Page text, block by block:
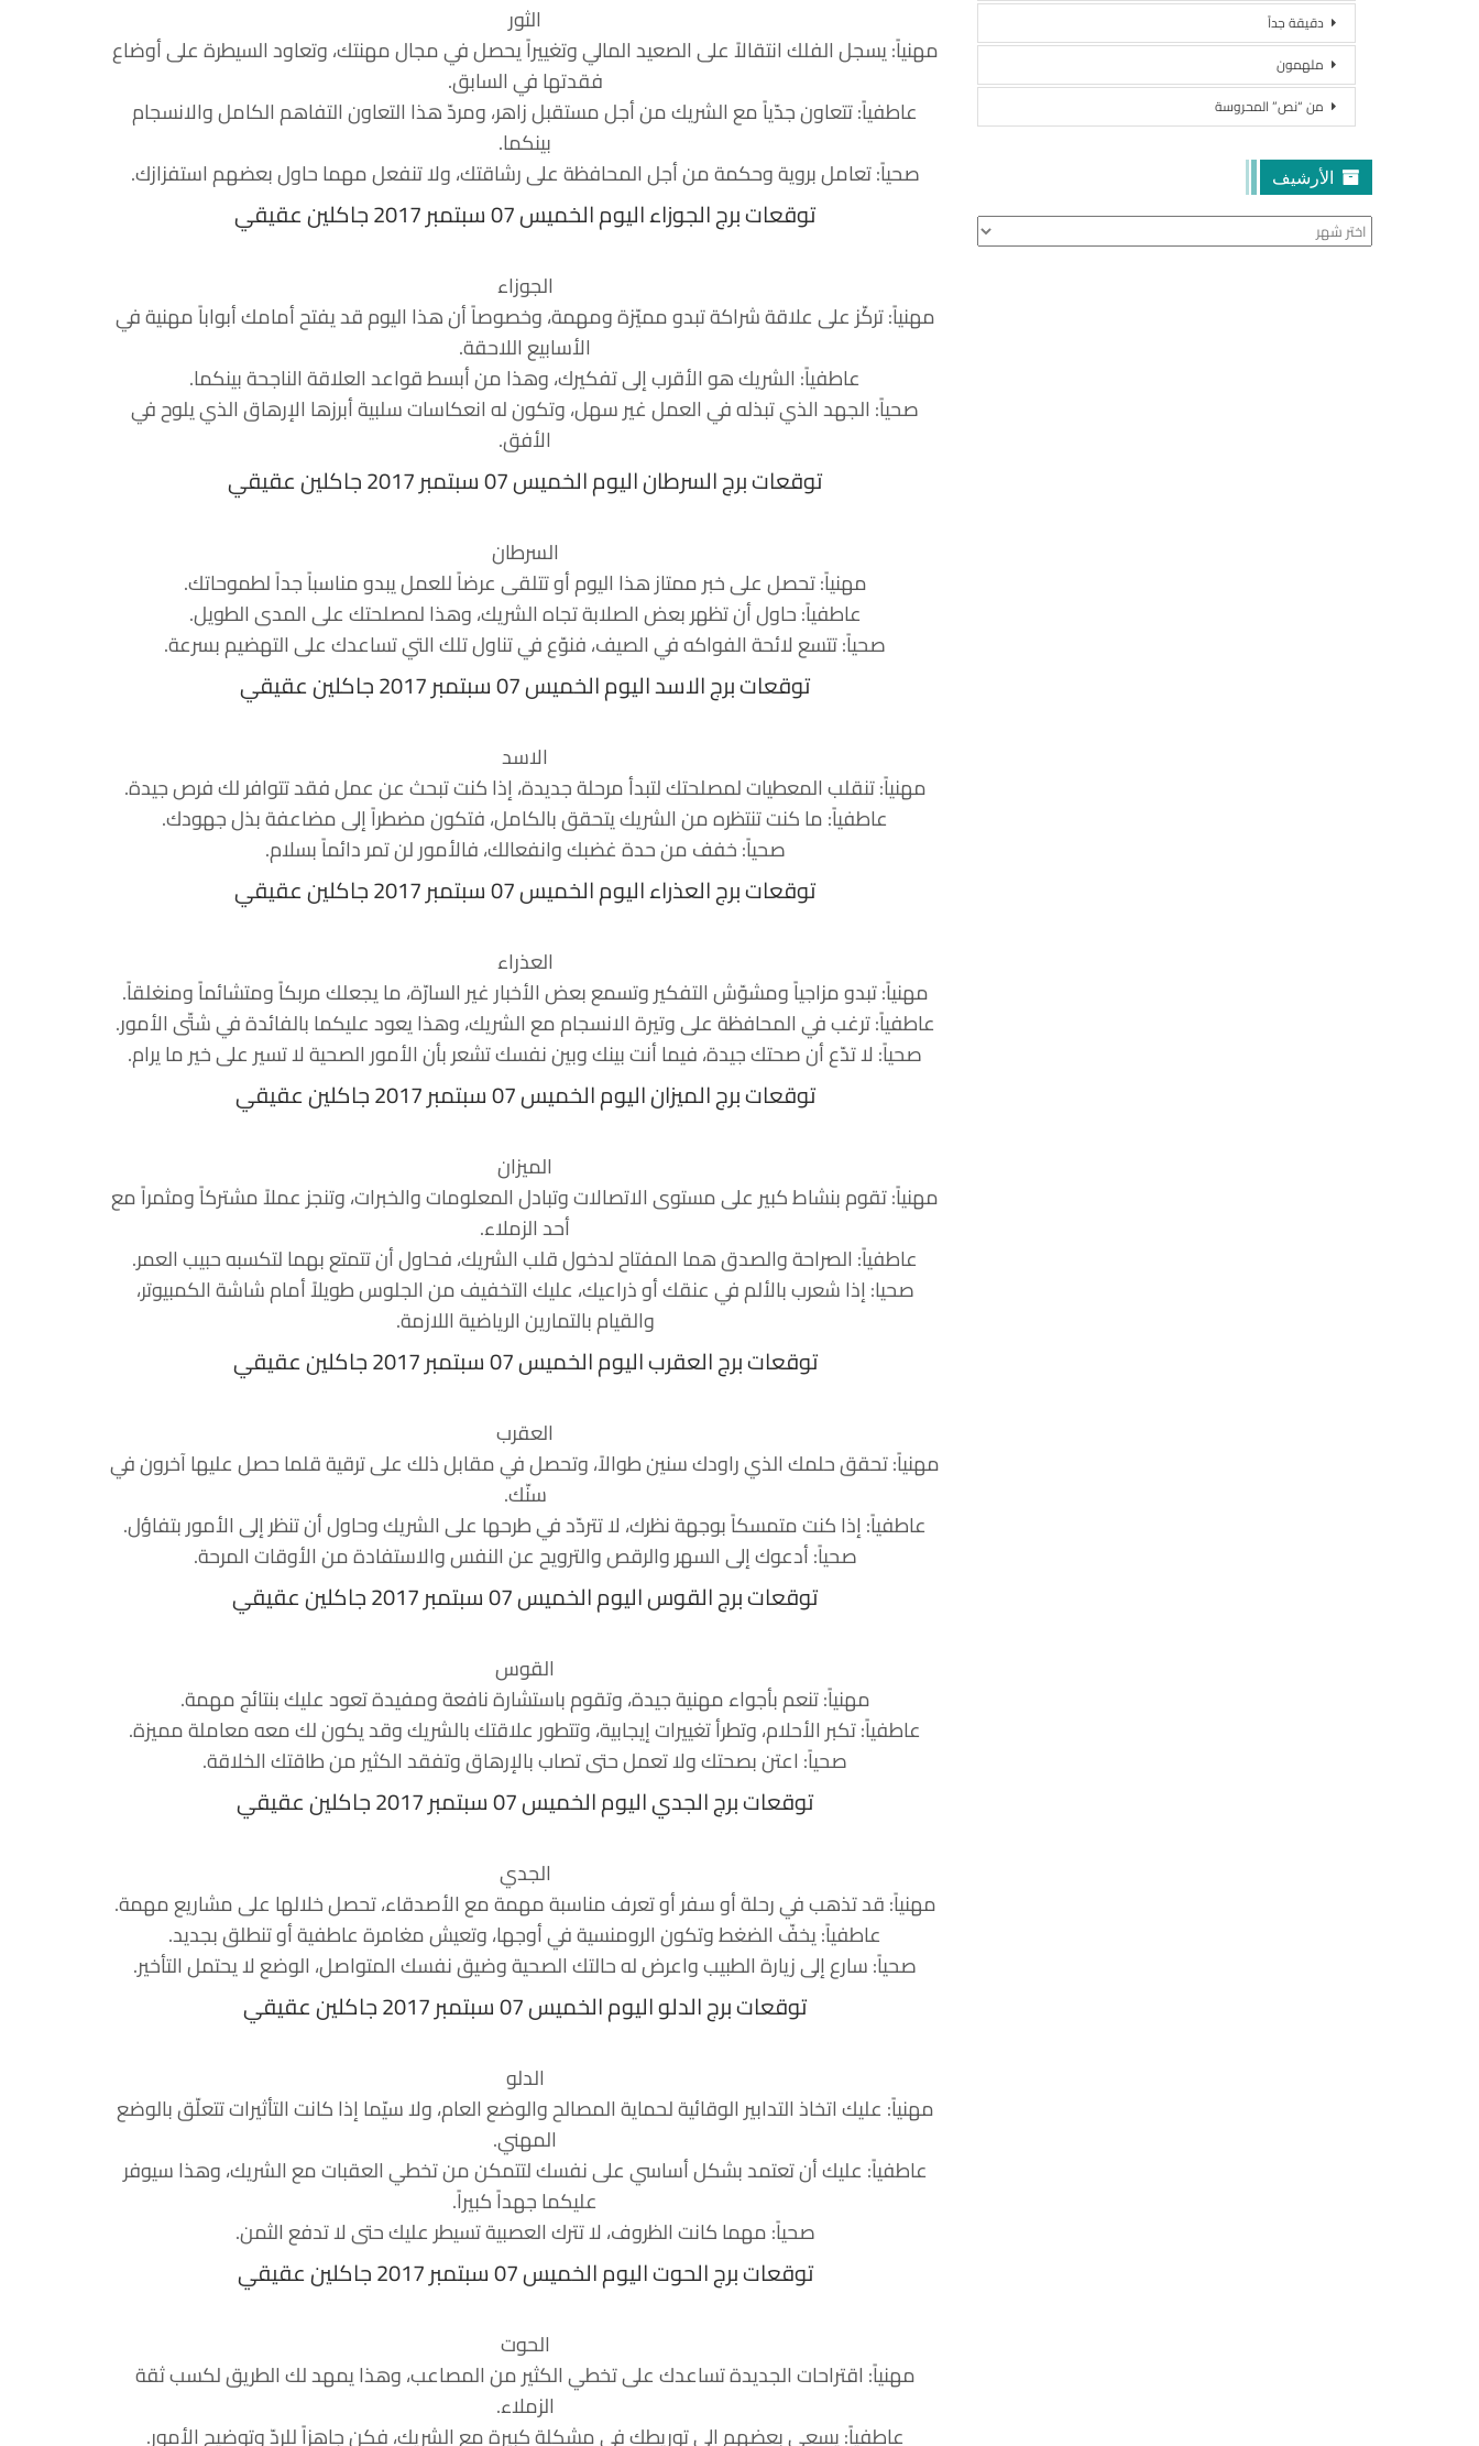
الثور
مهنياً: يسجل الفلك انتقالاً على الصعيد المالي وتغييراً يحصل في مجال مهنتك، وتعاود السيطرة على أوضاع
فقدتها في السابق.
عاطفياً: تتعاون جدّياً مع الشريك من أجل مستقبل زاهر، ومردّ هذا التعاون التفاهم الكامل والانسجام
بينكما.
صحياً: تعامل بروية وحكمة من أجل المحافظة على رشاقتك، ولا تنفعل مهما حاول بعضهم استفزازك.
توقعات برج الجوزاء اليوم الخميس 07 سبتمبر 2017 جاكلين عقيقي
الجوزاء
مهنياً: تركّز على علاقة شراكة تبدو مميّزة ومهمة، وخصوصاً أن هذا اليوم قد يفتح أمامك أبواباً مهنية في
الأسابيع اللاحقة.
عاطفياً: الشريك هو الأقرب إلى تفكيرك، وهذا من أبسط قواعد العلاقة الناجحة بينكما.
صحياً: الجهد الذي تبذله في العمل غير سهل، وتكون له انعكاسات سلبية أبرزها الإرهاق الذي يلوح في
الأفق.
توقعات برج السرطان اليوم الخميس 07 سبتمبر 2017 جاكلين عقيقي
السرطان
مهنياً: تحصل على خبر ممتاز هذا اليوم أو تتلقى عرضاً للعمل يبدو مناسباً جداً لطموحاتك.
عاطفياً: حاول أن تظهر بعض الصلابة تجاه الشريك، وهذا لمصلحتك على المدى الطويل.
صحياً: تتسع لائحة الفواكه في الصيف، فنوّع في تناول تلك التي تساعدك على التهضيم بسرعة.
توقعات برج الاسد اليوم الخميس 07 سبتمبر 2017 جاكلين عقيقي
الاسد
مهنياً: تنقلب المعطيات لمصلحتك لتبدأ مرحلة جديدة، إذا كنت تبحث عن عمل فقد تتوافر لك فرص جيدة.
عاطفياً: ما كنت تنتظره من الشريك يتحقق بالكامل، فتكون مضطراً إلى مضاعفة بذل جهودك.
صحياً: خفف من حدة غضبك وانفعالك، فالأمور لن تمر دائماً بسلام.
توقعات برج العذراء اليوم الخميس 07 سبتمبر 2017 جاكلين عقيقي
العذراء
مهنياً: تبدو مزاجياً ومشوّش التفكير وتسمع بعض الأخبار غير السارّة، ما يجعلك مربكاً ومتشائماً ومنغلقاً.
عاطفياً: ترغب في المحافظة على وتيرة الانسجام مع الشريك، وهذا يعود عليكما بالفائدة في شتّى الأمور.
صحياً: لا تدّع أن صحتك جيدة، فيما أنت بينك وبين نفسك تشعر بأن الأمور الصحية لا تسير على خير ما يرام.
توقعات برج الميزان اليوم الخميس 07 سبتمبر 2017 جاكلين عقيقي
الميزان
مهنياً: تقوم بنشاط كبير على مستوى الاتصالات وتبادل المعلومات والخبرات، وتنجز عملاً مشتركاً ومثمراً مع
أحد الزملاء.
عاطفياً: الصراحة والصدق هما المفتاح لدخول قلب الشريك، فحاول أن تتمتع بهما لتكسبه حبيب العمر.
صحيا: إذا شعرب بالألم في عنقك أو ذراعيك، عليك التخفيف من الجلوس طويلاً أمام شاشة الكمبيوتر،
والقيام بالتمارين الرياضية اللازمة.
توقعات برج العقرب اليوم الخميس 07 سبتمبر 2017 جاكلين عقيقي
العقرب
مهنياً: تحقق حلمك الذي راودك سنين طوالاً، وتحصل في مقابل ذلك على ترقية قلما حصل عليها آخرون في
سنّك.
عاطفياً: إذا كنت متمسكاً بوجهة نظرك، لا تتردّد في طرحها على الشريك وحاول أن تنظر إلى الأمور بتفاؤل.
صحياً: أدعوك إلى السهر والرقص والترويح عن النفس والاستفادة من الأوقات المرحة.
توقعات برج القوس اليوم الخميس 07 سبتمبر 2017 جاكلين عقيقي
القوس
مهنياً: تنعم بأجواء مهنية جيدة، وتقوم باستشارة نافعة ومفيدة تعود عليك بنتائج مهمة.
عاطفياً: تكبر الأحلام، وتطرأ تغييرات إيجابية، وتتطور علاقتك بالشريك وقد يكون لك معه معاملة مميزة.
صحياً: اعتن بصحتك ولا تعمل حتى تصاب بالإرهاق وتفقد الكثير من طاقتك الخلاقة.
توقعات برج الجدي اليوم الخميس 07 سبتمبر 2017 جاكلين عقيقي
الجدي
مهنياً: قد تذهب في رحلة أو سفر أو تعرف مناسبة مهمة مع الأصدقاء، تحصل خلالها على مشاريع مهمة.
عاطفياً: يخفّ الضغط وتكون الرومنسية في أوجها، وتعيش مغامرة عاطفية أو تنطلق بجديد.
صحياً: سارع إلى زيارة الطبيب واعرض له حالتك الصحية وضيق نفسك المتواصل، الوضع لا يحتمل التأخير.
توقعات برج الدلو اليوم الخميس 07 سبتمبر 2017 جاكلين عقيقي
الدلو
مهنياً: عليك اتخاذ التدابير الوقائية لحماية المصالح والوضع العام، ولا سيّما إذا كانت التأثيرات تتعلّق بالوضع
المهني.
عاطفياً: عليك أن تعتمد بشكل أساسي على نفسك لتتمكن من تخطي العقبات مع الشريك، وهذا سيوفر
عليكما جهداً كبيراً.
صحياً: مهما كانت الظروف، لا تترك العصبية تسيطر عليك حتى لا تدفع الثمن.
توقعات برج الحوت اليوم الخميس 07 سبتمبر 2017 جاكلين عقيقي
الحوت
مهنياً: اقتراحات الجديدة تساعدك على تخطي الكثير من المصاعب، وهذا يمهد لك الطريق لكسب ثقة
الزملاء.
عاطفياً: يسعى بعضهم إلى توريطك في مشكلة كبيرة مع الشريك، فكن جاهزاً للردّ وتوضيح الأمور.
دقيقة جداً
ملهمون
من “نص” المحروسة
الأرشيف
الأرشيف